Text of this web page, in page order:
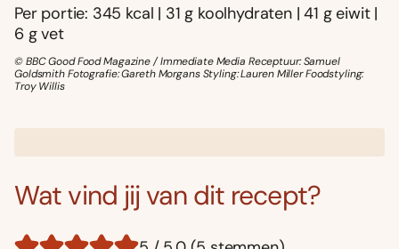
Per portie: 345 kcal | 31 g koolhydraten | 41 g eiwit |
6 g vet
© BBC Good Food Magazine / Immediate Media Receptuur: Samuel
Goldsmith Fotografie: Gareth Morgans Styling: Lauren Miller Foodstyling:
Troy Willis
Wat vind jij van dit recept?